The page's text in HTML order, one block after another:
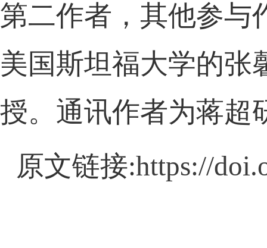
第二作者，其他参与
美国斯坦福大学的张
授。通讯作者为蒋超
原文链接:https://